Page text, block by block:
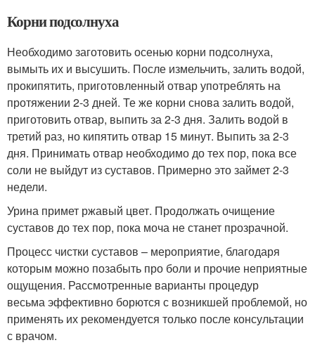
Корни подсолнуха
Необходимо заготовить осенью корни подсолнуха,
вымыть их и высушить. После измельчить, залить водой,
прокипятить, приготовленный отвар употреблять на
протяжении 2-3 дней. Те же корни снова залить водой,
приготовить отвар, выпить за 2-3 дня. Залить водой в
третий раз, но кипятить отвар 15 минут. Выпить за 2-3
дня. Принимать отвар необходимо до тех пор, пока все
соли не выйдут из суставов. Примерно это займет 2-3
недели.
Урина примет ржавый цвет. Продолжать очищение
суставов до тех пор, пока моча не станет прозрачной.
Процесс чистки суставов – мероприятие, благодаря
которым можно позабыть про боли и прочие неприятные
ощущения. Рассмотренные варианты процедур
весьма эффективно борются с возникшей проблемой, но
применять их рекомендуется только после консультации
с врачом.